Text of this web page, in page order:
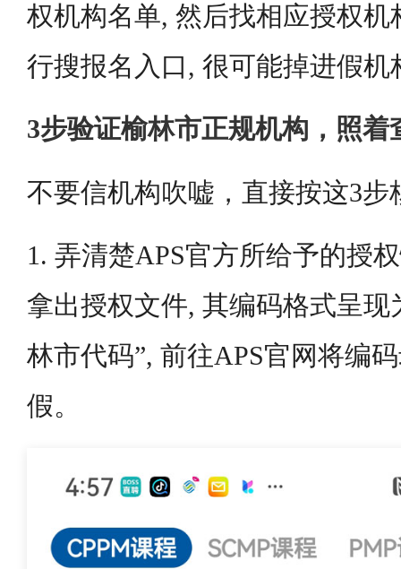
权机构名单, 然后找相应授权
行搜报名入口, 很可能掉进假机
3步验证榆林市正规机构，照着
不要信机构吹嘘，直接按这3步
1. 弄清楚APS官方所给予的授
拿出授权文件, 其编码格式呈现
林市代码”, 前往APS官网将编
假。